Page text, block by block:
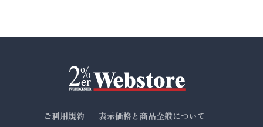
ご利用規約
表示価格と商品全般について